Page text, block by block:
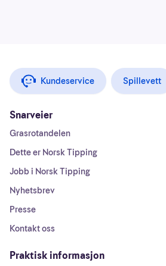
Kundeservice Spillevett
Snarveier
Grasrotandelen
Dette er Norsk Tipping
Jobb i Norsk Tipping
Nyhetsbrev
Presse
Kontakt oss
Praktisk informasjon